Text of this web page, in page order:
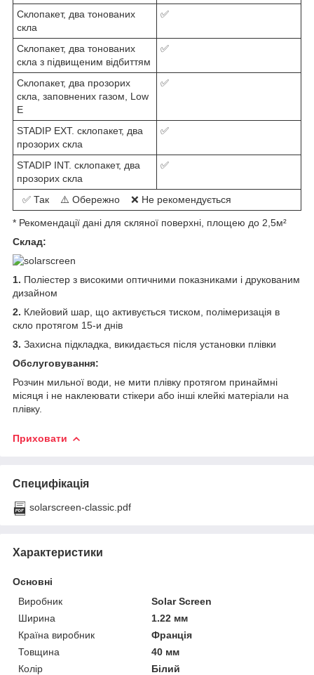
Склопакет, два тонованих
скла
✅
Склопакет, два тонованих
скла з підвищеним відбиттям
✅
Склопакет, два прозорих
скла, заповнених газом, Low
E
✅
STADIP EXT. склопакет, два
прозорих скла
✅
STADIP INT. склопакет, два
прозорих скла
✅
✅ Так ⚠️ Обережно ❌ Не рекомендується
* Рекомендації дані для скляної поверхні, площею до 2,5м²
Склад:
1. Поліестер з високими оптичними показниками і друкованим
дизайном
2. Клейовий шар, що активується тиском, полімеризація в
скло протягом 15-и днів
3. Захисна підкладка, викидається після установки плівки
Обслуговування:
Розчин мильної води, не мити плівку протягом принаймні
місяця і не наклеювати стікери або інші клейкі матеріали на
плівку.
Приховати
Специфікація
solarscreen-classic.pdf
Характеристики
Основні
Виробник
Solar Screen
Ширина
1.22 мм
Країна виробник
Франція
Товщина
40 мм
Колір
Білий